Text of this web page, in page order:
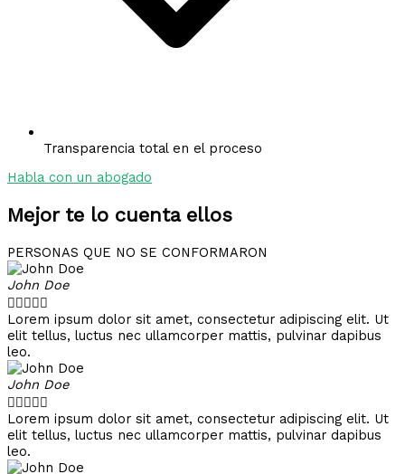
Transparencia total en el proceso
Habla con un abogado
Mejor te lo cuenta ellos
PERSONAS QUE NO SE CONFORMARON
John Doe

Lorem ipsum dolor sit amet, consectetur adipiscing elit. Ut
elit tellus, luctus nec ullamcorper mattis, pulvinar dapibus
leo.
John Doe

Lorem ipsum dolor sit amet, consectetur adipiscing elit. Ut
elit tellus, luctus nec ullamcorper mattis, pulvinar dapibus
leo.